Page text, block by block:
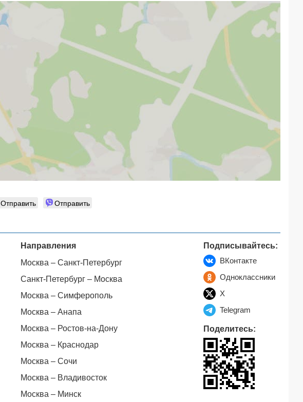
Отправить Отправить
Направления
Москва – Санкт-Петербург
Санкт-Петербург – Москва
Москва – Симферополь
Москва – Анапа
Москва – Ростов-на-Дону
Москва – Краснодар
Москва – Сочи
Москва – Владивосток
Москва – Минск
Подписывайтесь:
ВКонтакте
Одноклассники
X
Telegram
Поделитесь: